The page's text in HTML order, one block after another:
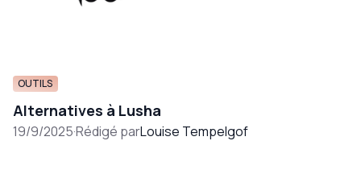
OUTILS
Alternatives à Lusha
19/9/2025·Rédigé parLouise Tempelgof